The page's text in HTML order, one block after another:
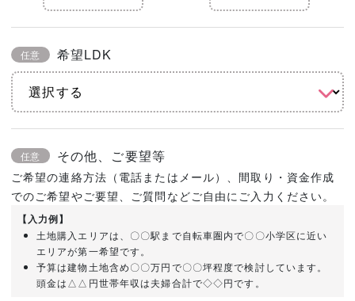
任意 希望LDK
任意 その他、ご要望等
ご希望の連絡方法（電話またはメール）、間取り・資金作成
でのご希望やご要望、ご質問などご自由にご入力ください。
【入力例】
土地購入エリアは、〇〇駅まで自転車圏内で〇〇小学区に近い
エリアが第一希望です。
予算は建物土地含め〇〇万円で〇〇坪程度で検討しています。
頭金は△△円世帯年収は夫婦合計で◇◇円です。